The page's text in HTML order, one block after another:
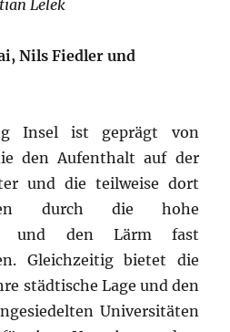
einen Vorzeigestandort
Industrie der Insel
und so ein
zu schaffen.
geplanten Wohnareale
dient vorrangig als
für universitäre Gäste)
bieten, die hier neu
in den Bereichen
Wasserklärung und
und unmittelbar nutzen